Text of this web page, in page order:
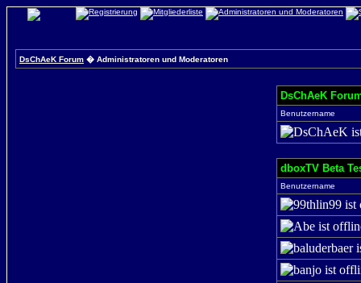
DsChAeK Forum � Administratoren und Moderatoren
DsChAeK
Benutzername
dboxTV Beta
Benutzername